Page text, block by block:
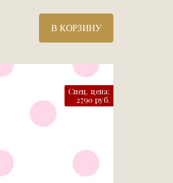
В КОРЗИНУ
Спец. цена:
2790 руб.